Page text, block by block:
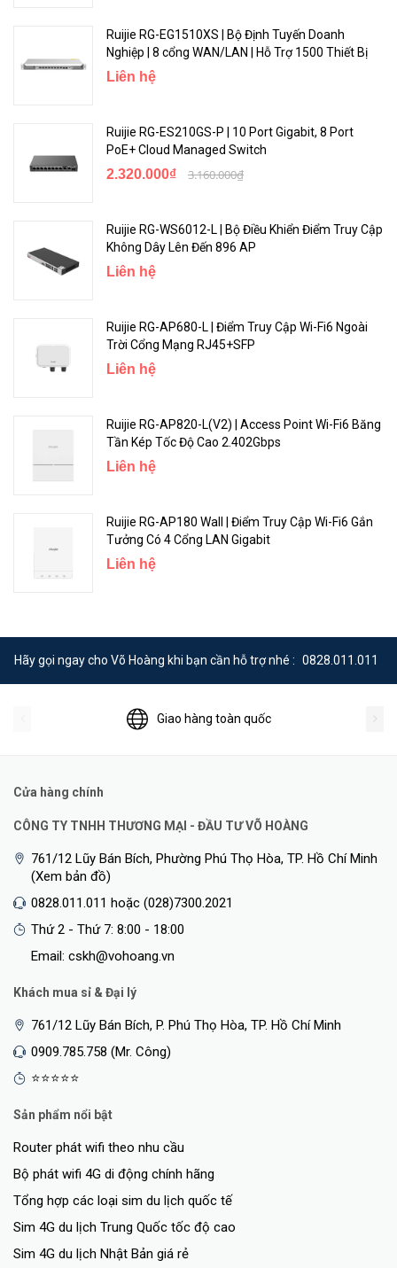
Ruijie RG-EG1510XS | Bộ Định Tuyến Doanh
Nghiệp | 8 cổng WAN/LAN | Hỗ Trợ 1500 Thiết Bị
Liên hệ
Ruijie RG-ES210GS-P | 10 Port Gigabit, 8 Port
PoE+ Cloud Managed Switch
2.320.000₫ 3.160.000₫
Ruijie RG-WS6012-L | Bộ Điều Khiển Điểm Truy Cập
Không Dây Lên Đến 896 AP
Liên hệ
Ruijie RG-AP680-L | Điểm Truy Cập Wi-Fi6 Ngoài
Trời Cổng Mạng RJ45+SFP
Liên hệ
Ruijie RG-AP820-L(V2) | Access Point Wi-Fi6 Băng
Tần Kép Tốc Độ Cao 2.402Gbps
Liên hệ
Ruijie RG-AP180 Wall | Điểm Truy Cập Wi-Fi6 Gắn
Tưởng Có 4 Cổng LAN Gigabit
Liên hệ
Hãy gọi ngay cho Võ Hoàng khi bạn cần hỗ trợ nhé : 0828.011.011
Giao hàng toàn quốc
Cửa hàng chính
CÔNG TY TNHH THƯƠNG MẠI - ĐẦU TƯ VÕ HOÀNG
761/12 Lũy Bán Bích, Phường Phú Thọ Hòa, TP. Hồ Chí Minh
(Xem bản đồ)
0828.011.011 hoặc (028)7300.2021
Thứ 2 - Thứ 7: 8:00 - 18:00
Email: cskh@vohoang.vn
Khách mua sỉ & Đại lý
761/12 Lũy Bán Bích, P. Phú Thọ Hòa, TP. Hồ Chí Minh
0909.785.758 (Mr. Công)
⭐⭐⭐⭐⭐
Sản phẩm nổi bật
Router phát wifi theo nhu cầu
Bộ phát wifi 4G di động chính hãng
Tổng hợp các loại sim du lịch quốc tế
Sim 4G du lịch Trung Quốc tốc độ cao
Sim 4G du lịch Nhật Bản giá rẻ